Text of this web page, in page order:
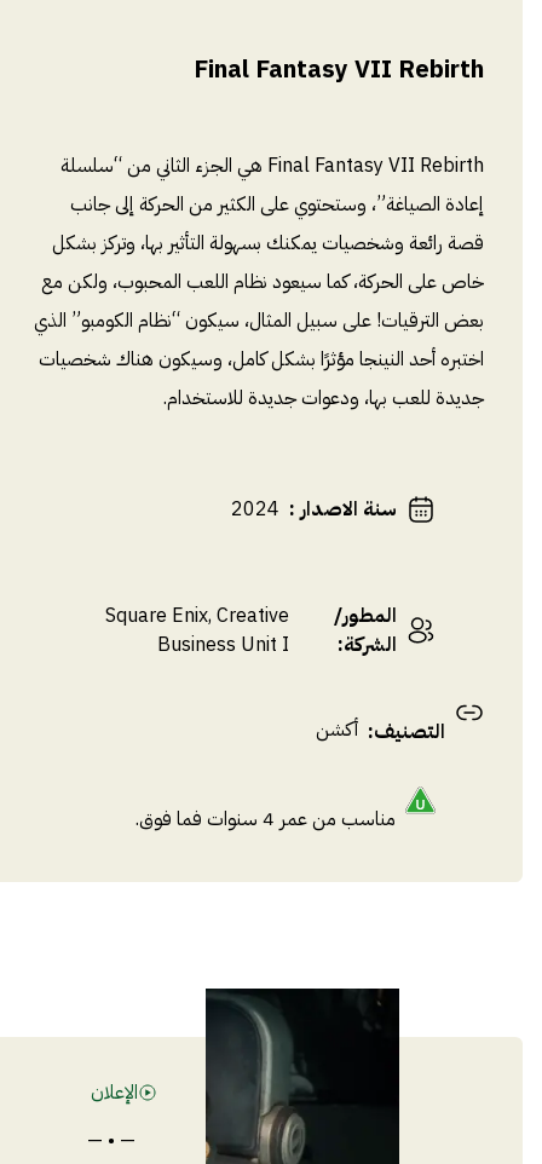
Final Fantasy VII Rebirth
Final Fantasy VII Rebirth هي الجزء الثاني من “سلسلة
إعادة الصياغة”، وستحتوي على الكثير من الحركة إلى جانب
قصة رائعة وشخصيات يمكنك بسهولة التأثير بها، وتركز بشكل
خاص على الحركة، كما سيعود نظام اللعب المحبوب، ولكن مع
بعض الترقيات! على سبيل المثال، سيكون “نظام الكومبو” الذي
اختبره أحد النينجا مؤثرًا بشكل كامل، وسيكون هناك شخصيات
جديدة للعب بها، ودعوات جديدة للاستخدام.
سنة الاصدار:
2024
المطور/
الشركة:
Square Enix, Creative
Business Unit I
التصنيف: أكشن
مناسب من عمر 4 سنوات فما فوق.
الإعلان
— • —